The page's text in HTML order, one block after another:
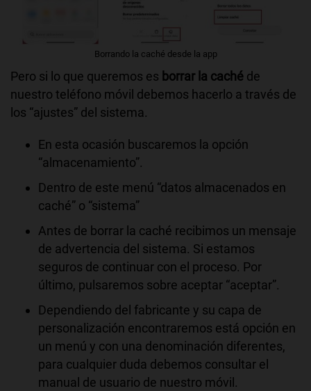
Borrando la caché desde la app
Pero si lo que queremos es borrar la caché de
nuestro teléfono móvil debemos hacerlo a través de
los “ajustes” del sistema.
En esta ocasión buscaremos la opción
“almacenamiento”.
Dentro de este menú “datos almacenados en
caché” o “sistema”
Antes de borrar la caché recibimos un mensaje
de advertencia del sistema. Si estamos
seguros de continuar con el proceso. Por
último, pulsaremos sobre aceptar “aceptar”.
Dependiendo del fabricante y su capa de
personalización encontraremos está opción en
un menú y con una denominación diferentes,
para cualquier duda debemos consultar el
manual de usuario de nuestro móvil.